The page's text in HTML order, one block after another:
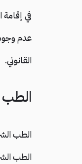
في إقامة
عدم
القانوني.
الطب
الطب